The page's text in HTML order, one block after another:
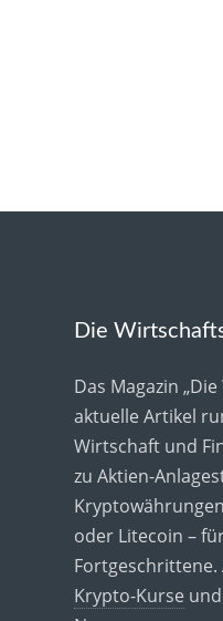
Die
Das Magazin
aktuelle Artikel
Wirtschaft und
zu Aktien-
oder Litecoin –
Krypto-Kurse